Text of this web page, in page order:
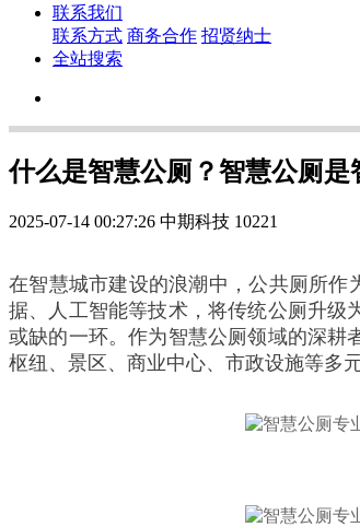
联系我们
联系方式 商务合作 招贤纳士
全站搜索
什么是智慧公厕？智慧公厕
2025-07-14 00:27:26 中期科技 10221
在智慧城市建设的浪潮中，公共厕所作
据、人工智能等技术，将传统公厕升级
或缺的一环。作为智慧公厕领域的深耕
枢纽、景区、商业中心、市政设施等多